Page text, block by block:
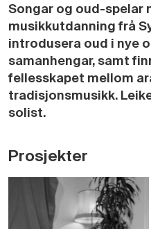
Songar og oud-spelar
musikkutdanning frå
introdusera oud i nye
samanhengar, samt
fellesskapet mellom
tradisjonsmusikk.
solist.
Prosjekter